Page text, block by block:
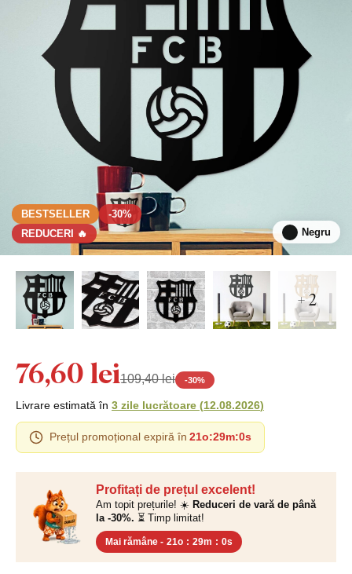
BESTSELLER
-30%
REDUCERI 🔥
Negru
+ 2
Profitați de prețul excelent!
Am topit prețurile! ☀️ Reduceri de vară de până
la -30%. ⏳ Timp limitat!
Mai rămâne - 21o : 28m : 59s
76,60 lei109,40 lei -30%
Livrare estimată în 3 zile lucrătoare (12.08.2026)
Prețul promoțional expiră în 21o:28m:59s